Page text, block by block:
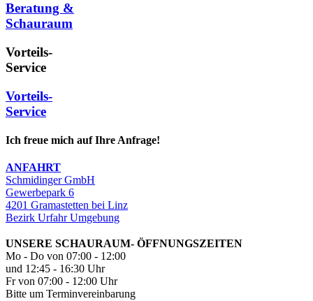
Beratung &
Schauraum
Vorteils-
Service
Vorteils-
Service
Ich freue mich auf Ihre Anfrage!
ANFAHRT
Schmidinger GmbH
Gewerbepark 6
4201 Gramastetten bei Linz
Bezirk Urfahr Umgebung
UNSERE SCHAURAUM- ÖFFNUNGSZEITEN
Mo - Do von 07:00 - 12:00
und 12:45 - 16:30 Uhr
Fr von 07:00 - 12:00 Uhr
Bitte um Terminvereinbarung